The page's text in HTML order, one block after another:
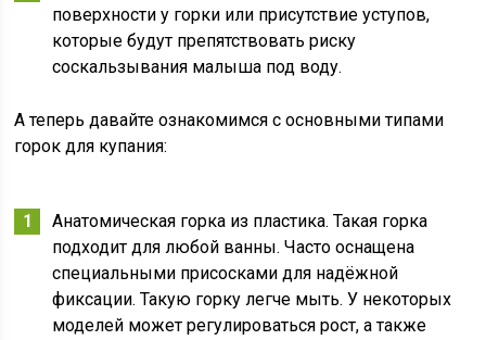
поверхности у горки или присутствие уступов,
которые будут препятствовать риску
соскальзывания малыша под воду.
А теперь давайте ознакомимся с основными типами
горок для купания:
Анатомическая горка из пластика. Такая горка
подходит для любой ванны. Часто оснащена
специальными присосками для надёжной
фиксации. Такую горку легче мыть. У некоторых
моделей может регулироваться рост, а также